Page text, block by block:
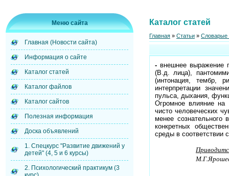
Меню сайта
Главная (Новости сайта)
Информация о сайте
Каталог статей
Каталог файлов
Каталог сайтов
Полезная информация
Доска объявлений
1. Спецкурс "Развитие движений у
детей" (4, 5 и 6 курсы)
2. Психологический практикум (3
Каталог статей
Главная » Статьи » Словарые
- внешнее выражение
(В.д. лица),
(интонация, тембр,
интерпретации
пульса, дыхания,
Огромное влияние на
чисто человеческих
менее
конкретных
среды в соответствии